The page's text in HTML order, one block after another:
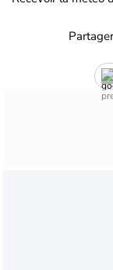
Partager